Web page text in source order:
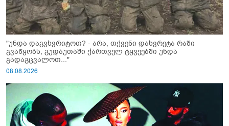
"უნდა დაგვხვრიტოთ? - არა, თქვენი დახვრეტა რაში
გვაწყობს, გუდაუთაში ქართველ ტყვეებში უნდა
გადაგცვალოთ..."
08.08.2026